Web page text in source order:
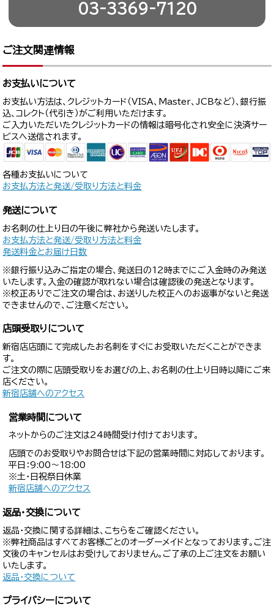
03-3369-7120
ご注文関連情報
お支払いについて
お支払い方法は、クレジットカード（VISA、Master、JCBなど）、銀行振
込、コレクト（代引き）がご利用いただけます。
ご入力いただいたクレジットカードの情報は暗号化され安全に決済サー
ビスへ送信されます。
各種お支払いについて
お支払方法と発送/受取り方法と料金
発送について
お名刺の仕上り日の午後に弊社から発送いたします。
お支払方法と発送/受取り方法と料金
発送料金とお届け日数
※銀行振り込みご指定の場合、発送日の12時までにご入金時のみ発送
いたします。入金の確認が取れない場合は確認後の発送となります。
※校正ありでご注文の場合は、お送りした校正へのお返事がないと発送
できませんので、ご注意ください。
店頭受取りについて
新宿店店頭にて完成したお名刺をすぐにお受取いただくことができま
す。
ご注文の際に店頭受取りをお選びの上、お名刺の仕上り日時以降にご来
店ください。
新宿店舗へのアクセス
営業時間について
ネットからのご注文は24時間受け付けております。
店頭でのお受取りやお問合せは下記の営業時間に対応しております。
平日：9:00〜18:00
※土・日祝祭日休業
新宿店舗へのアクセス
返品・交換について
返品・交換に関する詳細は、こちらをご確認ください。
※弊社商品はすべてお客様ごとのオーダーメイドとなっております。ご注
文後のキャンセルはお受けしておりません。ご了承の上ご注文をお願い
いたします。
返品・交換について
プライバシーについて